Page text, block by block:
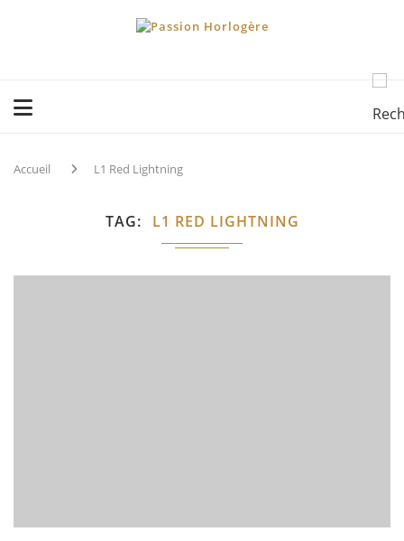
Accueil L1 Red Lightning
TAG L1 RED LIGHTNING